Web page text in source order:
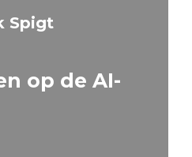
Spigt
op de AI-